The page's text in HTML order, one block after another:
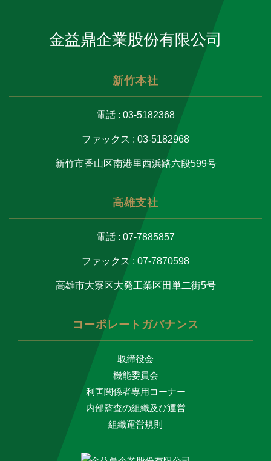
金益鼎企業股份有限公司
新竹本社
電話 : 03-5182368
ファックス : 03-5182968
新竹市香山区南港里西浜路六段599号
高雄支社
電話 : 07-7885857
ファックス : 07-7870598
高雄市大寮区大発工業区田単二街5号
コーポレートガバナンス
取締役会
機能委員会
利害関係者専用コーナー
内部監査の組織及び運営
組織運営規則